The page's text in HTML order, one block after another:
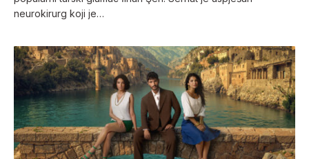
neurokirurg koji je…